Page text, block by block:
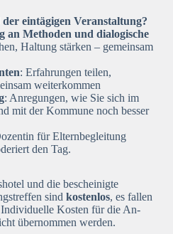
eintägigen Veranstaltung?
Methoden und dialogische
Haltung stärken – gemeinsam
: Erfahrungen teilen,
weiterkommen
: Anregungen, wie Sie sich im
mit der Kommune noch besser
für Elternbegleitung
den Tag.
und die bescheinigte
sind kostenlos, es fallen
Kosten für die An-
übernommen werden.